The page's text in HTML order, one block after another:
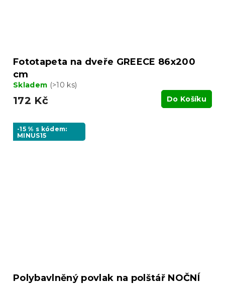
Fototapeta na dveře GREECE 86x200
cm
Skladem (>10 ks)
172 Kč Do Košíku
-15 % s kódem:
MINUS15
Polybavlněný povlak na polštář NOČNÍ